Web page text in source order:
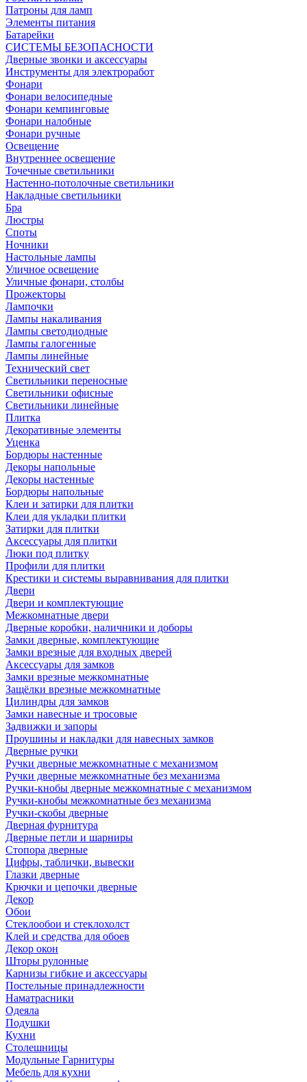
Патроны для ламп
Элементы питания
Батарейки
СИСТЕМЫ БЕЗОПАСНОСТИ
Дверные звонки и аксессуары
Инструменты для электроработ
Фонари
Фонари велосипедные
Фонари кемпинговые
Фонари налобные
Фонари ручные
Освещение
Внутреннее освещение
Точечные светильники
Настенно-потолочные светильники
Накладные светильники
Бра
Люстры
Споты
Ночники
Настольные лампы
Уличное освещение
Уличные фонари, столбы
Прожекторы
Лампочки
Лампы накаливания
Лампы светодиодные
Лампы галогенные
Лампы линейные
Технический свет
Светильники переносные
Светильники офисные
Светильники линейные
Плитка
Декоративные элементы
Уценка
Бордюры настенные
Декоры напольные
Декоры настенные
Бордюры напольные
Клеи и затирки для плитки
Клеи для укладки плитки
Затирки для плитки
Аксессуары для плитки
Люки под плитку
Профили для плитки
Крестики и системы выравнивания для плитки
Двери
Двери и комплектующие
Межкомнатные двери
Дверные коробки, наличники и доборы
Замки дверные, комплектующие
Замки врезные для входных дверей
Аксессуары для замков
Замки врезные межкомнатные
Защёлки врезные межкомнатные
Цилиндры для замков
Замки навесные и тросовые
Задвижки и запоры
Проушины и накладки для навесных замков
Дверные ручки
Ручки дверные межкомнатные с механизмом
Ручки дверные межкомнатные без механизма
Ручки-кнобы дверные межкомнатные с механизмом
Ручки-кнобы межкомнатные без механизма
Ручки-скобы дверные
Дверная фурнитура
Дверные петли и шарниры
Стопора дверные
Цифры, таблички, вывески
Глазки дверные
Крючки и цепочки дверные
Декор
Обои
Стеклообои и стеклохолст
Клей и средства для обоев
Декор окон
Шторы рулонные
Карнизы гибкие и аксессуары
Постельные принадлежности
Наматрасники
Одеяла
Подушки
Кухни
Столешницы
Модульные Гарнитуры
Мебель для кухни